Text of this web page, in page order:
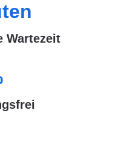
Wartezeit